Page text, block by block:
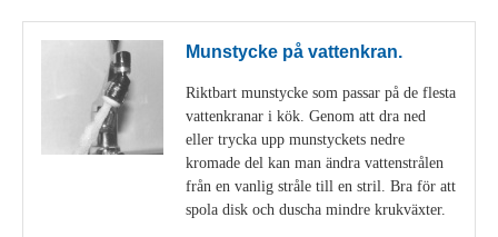
Munstycke på vattenkran.
Riktbart munstycke som passar på de flesta
vattenkranar i kök. Genom att dra ned
eller trycka upp munstyckets nedre
kromade del kan man ändra vattenstrålen
från en vanlig stråle till en stril. Bra för att
spola disk och duscha mindre krukväxter.